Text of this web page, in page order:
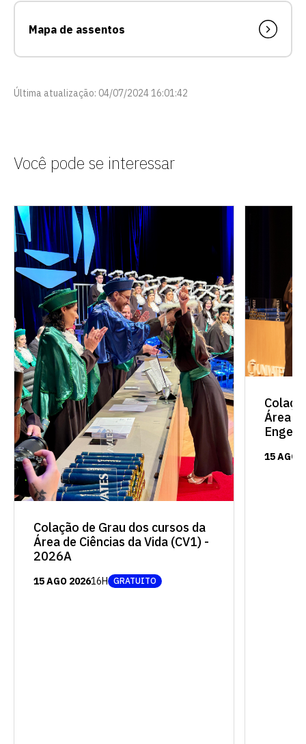
Mapa de assentos
Última atualização: 04/07/2024 16:01:42
Você pode se interessar
Colação de Grau dos cursos da
Área de Ciências da Vida (CV1) -
2026A
15 AGO 202616H GRATUITO
Área
15 AGO
Escolha a vaga que você
quer concorrer:
vagas para início de curso
vagas a partir do 2º ano de curso